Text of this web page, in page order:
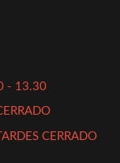
- 13.30
CERRADO